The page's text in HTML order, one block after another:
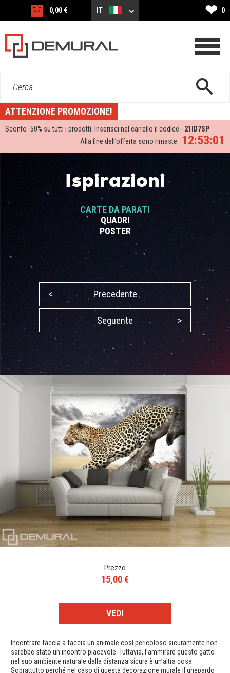
0,00 € IT ❤ 0
Cerca...
ATTENZIONE PROMOZIONE!
Sconto -50% su tutti i prodotti. Inserisci nel carrello il codice - 21ID7SP
12:53:01
Alla fine dell’offerta sono rimaste:
Ispirazioni
CARTE DA PARATI
QUADRI
POSTER
< Precedente
Seguente >
Prezzo
15,00 €
VEDI
Incontrare faccia a faccia un animale così pericoloso sicuramente non
sarebbe stato un incontro piacevole. Tuttavia, l’ammirare questo gatto
nel suo ambiente naturale dalla distanza sicura è un’altra cosa.
Soprattutto perché nel caso di questa decorazione murale il ghepardo